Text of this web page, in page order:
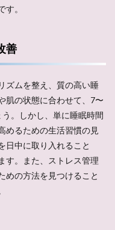
。
善
ズムを整え、質の高い睡
肌の状態に合わせて、7〜
。しかし、単に睡眠時間
めるための生活習慣の見
日中に取り入れること
す。また、ストレス管理
めの方法を見つけること